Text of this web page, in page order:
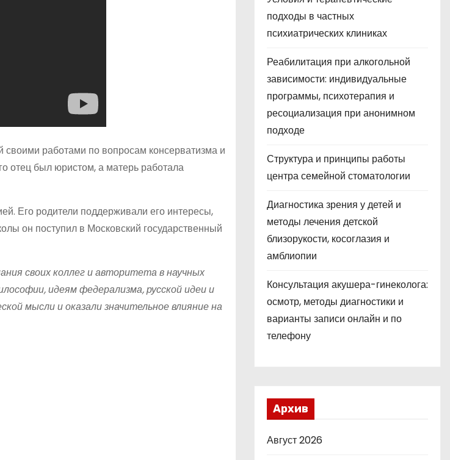
работами по вопросам консерватизма и
отец был юристом, а матерь работала
Его родители поддерживали его интересы,
он поступил в Московский государственный
своих коллег и авторитета в научных
идеям федерализма, русской идеи и
мысли и оказали значительное влияние на
подходы в частных
психиатрических клиниках
Реабилитация при алкогольной
зависимости: индивидуальные
программы, психотерапия и
ресоциализация при анонимном
подходе
Структура и принципы работы
центра семейной стоматологии
Диагностика зрения у детей и
методы лечения детской
близорукости, косоглазия и
амблиопии
Консультация акушера-гинеколога:
осмотр, методы диагностики и
варианты записи онлайн и по
телефону
Архив
Август 2026